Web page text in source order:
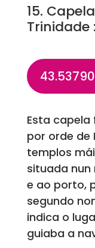
15.
Trinidade :
Esta capela
por orde de
templos
situada
e ao porto,
segundo
indica o
guiaba a